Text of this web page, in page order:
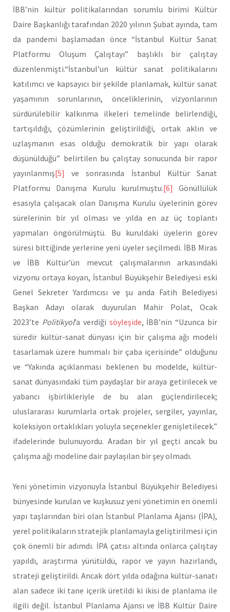
İBB’nin kültür politikalarından sorumlu birimi Kültür
Daire Başkanlığı tarafından 2020 yılının Şubat ayında, tam
da pandemi başlamadan önce “İstanbul Kültür Sanat
Platformu Oluşum Çalıştayı” başlıklı bir çalıştay
düzenlenmişti.“İstanbul’un kültür sanat politikalarını
katılımcı ve kapsayıcı bir şekilde planlamak, kültür sanat
yaşamının sorunlarının, önceliklerinin, vizyonlarının
sürdürülebilir kalkınma ilkeleri temelinde belirlendiği,
tartışıldığı, çözümlerinin geliştirildiği, ortak aklın ve
uzlaşmanın esas olduğu demokratik bir yapı olarak
düşünüldüğü” belirtilen bu çalıştay sonucunda bir rapor
yayınlanmış[5] ve sonrasında İstanbul Kültür Sanat
Platformu Danışma Kurulu kurulmuştu.[6] Gönüllülük
esasıyla çalışacak olan Danışma Kurulu üyelerinin görev
sürelerinin bir yıl olması ve yılda en az üç toplantı
yapmaları öngörülmüştü. Bu kuruldaki üyelerin görev
süresi bittiğinde yerlerine yeni üyeler seçilmedi. İBB Miras
ve İBB Kültür’ün mevcut çalışmalarının arkasındaki
vizyonu ortaya koyan, İstanbul Büyükşehir Belediyesi eski
Genel Sekreter Yardımcısı ve şu anda Fatih Belediyesi
Başkan Adayı olarak duyurulan Mahir Polat, Ocak
2023’te Politikyol’a verdiği söyleşide, İBB’nin “Uzunca bir
süredir kültür-sanat dünyası için bir çalışma ağı modeli
tasarlamak üzere hummalı bir çaba içerisinde” olduğunu
ve “Yakında açıklanması beklenen bu modelde, kültür-
sanat dünyasındaki tüm paydaşlar bir araya getirilecek ve
yabancı işbirlikleriyle de bu alan güçlendirilecek;
uluslararası kurumlarla ortak projeler, sergiler, yayınlar,
koleksiyon ortaklıkları yoluyla seçenekler genişletilecek.”
ifadelerinde bulunuyordu. Aradan bir yıl geçti ancak bu
çalışma ağı modeline dair paylaşılan bir şey olmadı.
Yeni yönetimin vizyonuyla İstanbul Büyükşehir Belediyesi
bünyesinde kurulan ve kuşkusuz yeni yönetimin en önemli
yapı taşlarından biri olan İstanbul Planlama Ajansı (İPA),
yerel politikaların stratejik planlamayla geliştirilmesi için
çok önemli bir adımdı. İPA çatısı altında onlarca çalıştay
yapıldı, araştırma yürütüldü, rapor ve yayın hazırlandı,
strateji geliştirildi. Ancak dört yılda odağına kültür-sanatı
alan sadece iki tane içerik üretildi ki ikisi de planlama ile
ilgili değil. İstanbul Planlama Ajansı ve İBB Kültür Daire